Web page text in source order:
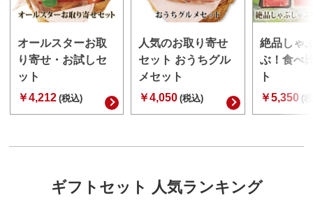
オールスターお取
り寄せ・お試しセ
ット
￥4,212 (税込)
人気のお取り寄せ
セット おうちグル
メセット
￥4,050 (税込)
絶品しゃ
ぶ！食べ
ト
￥5,350 (
ギフトセット 人気ランキング